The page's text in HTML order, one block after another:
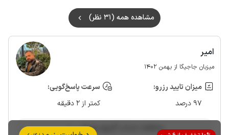
مشاهده همه (31 نظر)
امیر
میزبان جاجیگا از بهمن 1402
میزان تایید رزرو:
97 درصد
سرعت پاسخ‌گویی:
کمتر از 2 دقیقه
مشاهده حساب کاربری میزبان